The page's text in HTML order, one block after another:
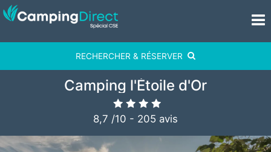
RECHERCHER & RÉSERVER
Camping l'Étoile d'Or
8,7 /10 - 205 avis